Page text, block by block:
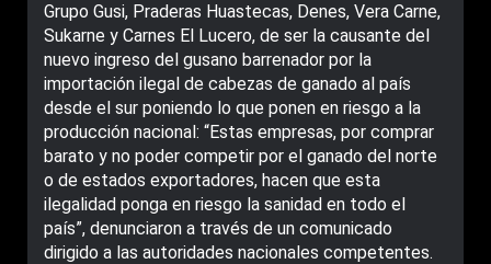
Grupo Gusi, Praderas Huastecas, Denes, Vera Carne,
Sukarne y Carnes El Lucero, de ser la causante del
nuevo ingreso del gusano barrenador por la
importación ilegal de cabezas de ganado al país
desde el sur poniendo lo que ponen en riesgo a la
producción nacional: “Estas empresas, por comprar
barato y no poder competir por el ganado del norte
o de estados exportadores, hacen que esta
ilegalidad ponga en riesgo la sanidad en todo el
país”, denunciaron a través de un comunicado
dirigido a las autoridades nacionales competentes.